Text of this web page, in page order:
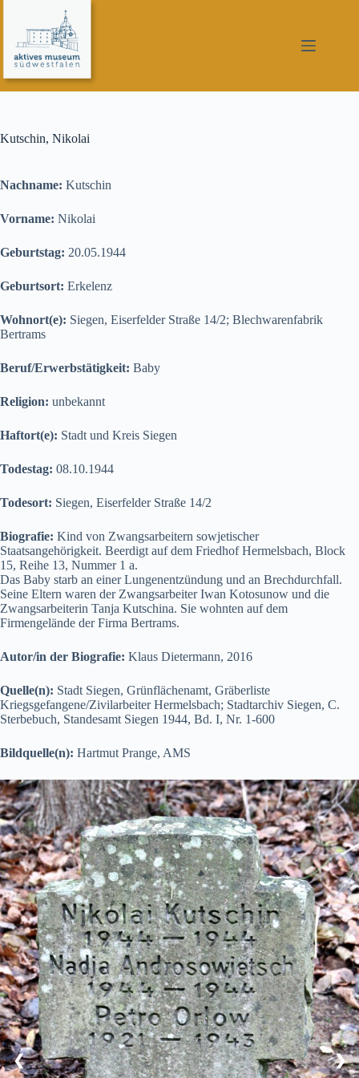
springen
Kutschin, Nikolai
Nachname: Kutschin
Vorname: Nikolai
Geburtstag: 20.05.1944
Geburtsort: Erkelenz
Wohnort(e): Siegen, Eiserfelder Straße 14/2; Blechwarenfabrik
Bertrams
Beruf/Erwerbstätigkeit: Baby
Religion: unbekannt
Haftort(e): Stadt und Kreis Siegen
Todestag: 08.10.1944
Todesort: Siegen, Eiserfelder Straße 14/2
Biografie: Kind von Zwangsarbeitern sowjetischer
Staatsangehörigkeit. Beerdigt auf dem Friedhof Hermelsbach, Block
15, Reihe 13, Nummer 1 a.
Das Baby starb an einer Lungenentzündung und an Brechdurchfall.
Seine Eltern waren der Zwangsarbeiter Iwan Kotosunow und die
Zwangsarbeiterin Tanja Kutschina. Sie wohnten auf dem
Firmengelände der Firma Bertrams.
Autor/in der Biografie: Klaus Dietermann, 2016
Quelle(n): Stadt Siegen, Grünflächenamt, Gräberliste
Kriegsgefangene/Zivilarbeiter Hermelsbach; Stadtarchiv Siegen, C.
Sterbebuch, Standesamt Siegen 1944, Bd. I, Nr. 1-600
Bildquelle(n): Hartmut Prange, AMS
❮ ❯